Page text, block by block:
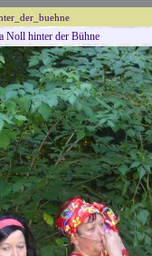
Noll hinter der Bühne